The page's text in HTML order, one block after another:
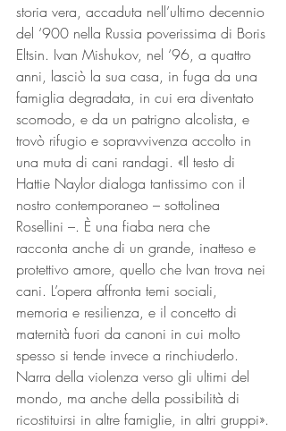
storia vera, accaduta nell’ultimo decennio
del ‘900 nella Russia poverissima di Boris
Eltsin. Ivan Mishukov, nel ‘96, a quattro
anni, lasciò la sua casa, in fuga da una
famiglia degradata, in cui era diventato
scomodo, e da un patrigno alcolista, e
trovò rifugio e sopravvivenza accolto in
una muta di cani randagi. «Il testo di
Hattie Naylor dialoga tantissimo con il
nostro contemporaneo – sottolinea
Rosellini –. È una fiaba nera che
racconta anche di un grande, inatteso e
protettivo amore, quello che Ivan trova nei
cani. L’opera affronta temi sociali,
memoria e resilienza, e il concetto di
maternità fuori da canoni in cui molto
spesso si tende invece a rinchiuderlo.
Narra della violenza verso gli ultimi del
mondo, ma anche della possibilità di
ricostituirsi in altre famiglie, in altri gruppi».